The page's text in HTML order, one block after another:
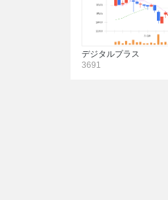
デジタルプラス
3691